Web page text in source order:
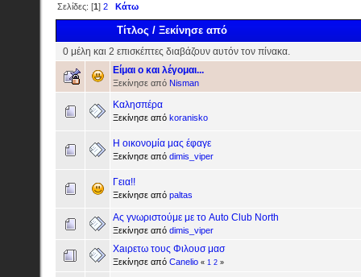
Σελίδες: [1]2 Κάτω
Τίτλος /Ξεκίνησε από
0 μέλη και 2 επισκέπτες διαβάζουν αυτόν τον πίνακα.
Είμαι ο και λέγομαι...
Ξεκίνησε από Nisman
Καλησπέρα
Ξεκίνησε από koranisko
Η οικονομία μας έφαγε
Ξεκίνησε από dimis_viper
Γεια!!
Ξεκίνησε από paltas
Ας γνωριστούμε με το Auto Club North
Ξεκίνησε από dimis_viper
Xaιρετω τους Φιλουσ μασ
Ξεκίνησε από Canelio « 1 2 »